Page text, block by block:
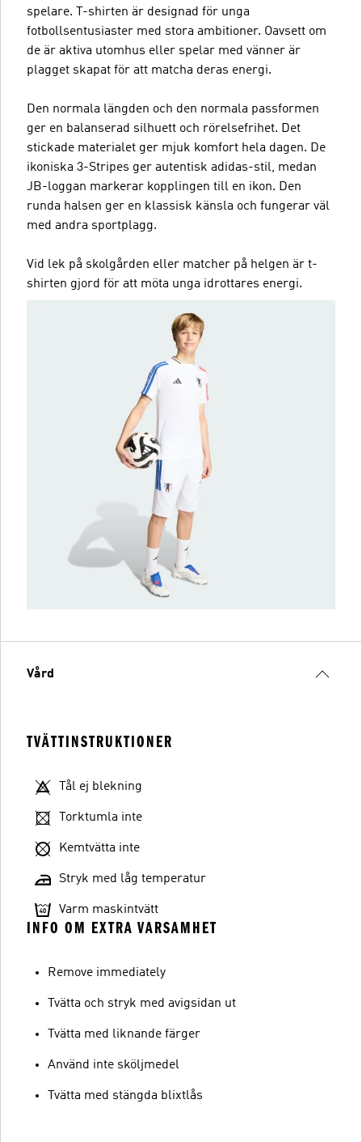
spelare. T-shirten är designad för unga
fotbollsentusiaster med stora ambitioner. Oavsett om
de är aktiva utomhus eller spelar med vänner är
plagget skapat för att matcha deras energi.
Den normala längden och den normala passformen
ger en balanserad silhuett och rörelsefrihet. Det
stickade materialet ger mjuk komfort hela dagen. De
ikoniska 3-Stripes ger autentisk adidas-stil, medan
JB-loggan markerar kopplingen till en ikon. Den
runda halsen ger en klassisk känsla och fungerar väl
med andra sportplagg.
Vid lek på skolgården eller matcher på helgen är t-
shirten gjord för att möta unga idrottares energi.
Vård
TVÄTTINSTRUKTIONER
Tål ej blekning
Torktumla inte
Kemtvätta inte
Stryk med låg temperatur
Varm maskintvätt
INFO OM EXTRA VARSAMHET
Remove immediately
Tvätta och stryk med avigsidan ut
Tvätta med liknande färger
Använd inte sköljmedel
Tvätta med stängda blixtlås